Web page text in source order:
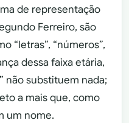
de representação
Ferreiro, são
“letras”, “números”,
dessa faixa etária,
não substituem nada;
a mais que, como
um nome.